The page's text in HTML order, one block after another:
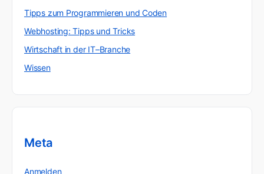
Tipps zum Programmieren und Coden
Webhosting: Tipps und Tricks
Wirtschaft in der IT–Branche
Wissen
Meta
Anmelden